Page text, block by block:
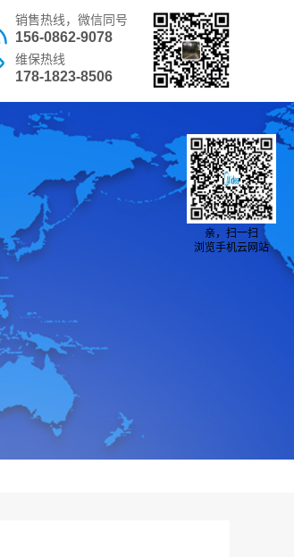
销售热线，微信同号
156-0862-9078
维保热线
178-1823-8506
亲，扫一扫
浏览手机云网站